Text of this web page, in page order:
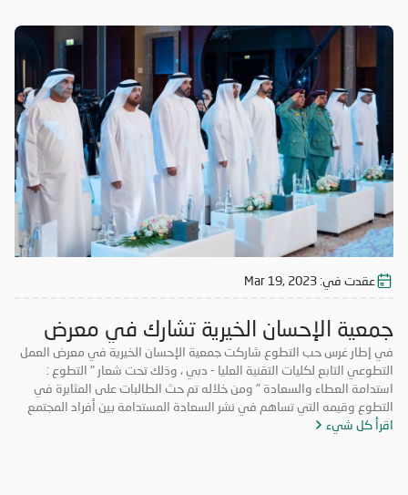
عقدت في: Mar 19, 2023
جمعية الإحسان الخيرية تشارك في معرض
العمل التطوعي
في إطار غرس حب التطوع شاركت جمعية الإحسان الخيرية في معرض العمل
التطوعي التابع لكليات التقنية العليا - دبي ، وذلك تحت شعار " التطوع :
استدامة العطاء والسعادة " ومن خلاله تم حث الطالبات على المثابرة في
التطوع وقيمه التي تساهم في نشر السعادة المستدامة بين أفراد المجتمع
اقرأ كل شيء